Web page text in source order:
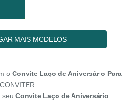
MAIS MODELOS
o Convite Laço de Aniversário Para
seu Convite Laço de Aniversário